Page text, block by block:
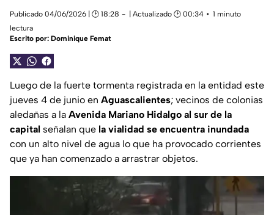
Publicado 04/06/2026 | 🕑 18:28 | Actualizado 🕑 00:34
1 minuto
lectura
Escrito por: Dominique Femat
Luego de la fuerte tormenta registrada en la entidad este
jueves 4 de junio en Aguascalientes; vecinos de colonias
aledañas a la Avenida Mariano Hidalgo al sur de la
capital señalan que la vialidad se encuentra inundada
con un alto nivel de agua lo que ha provocado corrientes
que ya han comenzado a arrastrar objetos.